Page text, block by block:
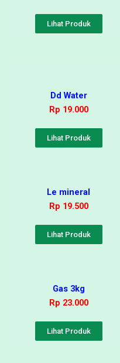
Lihat Produk
Dd Water
Rp 19.000
Lihat Produk
Le mineral
Rp 19.500
Lihat Produk
Gas 3kg
Rp 23.000
Lihat Produk